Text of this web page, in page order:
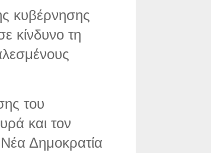
κυβέρνησης
κίνδυνο τη
του
και τον
Δημοκρατία